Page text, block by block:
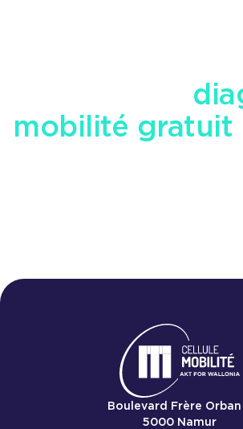
mobilité gratuit
Boulevard Frère Orban
5000 Namur